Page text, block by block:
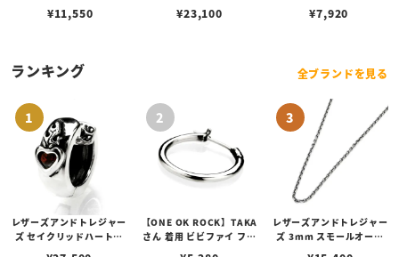
¥11,550
モンド
¥23,100 ¥7,920
ランキング 全ブランドを見る
レザーズアンドトレジャー
ズ セイクリッドハートピ
【ONE OK ROCK】TAKA
さん 着用 ビビファイ フー
レザーズアンドトレジャー
ズ 3mm スモールオーバ